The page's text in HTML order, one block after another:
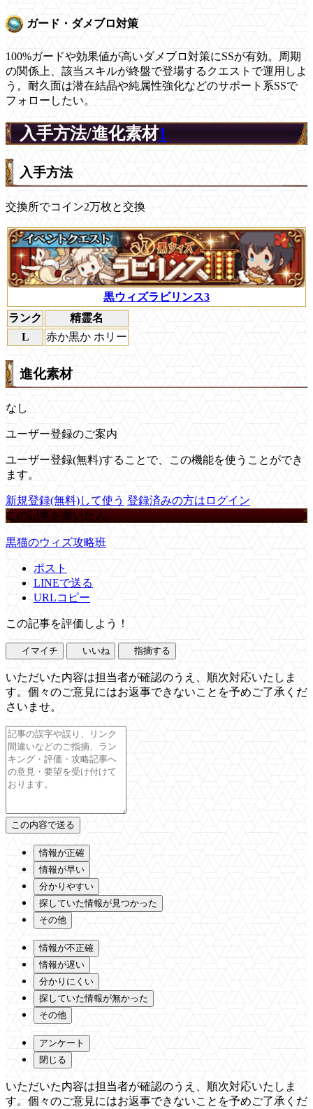
ガード・ダメブロ対策
100%ガードや効果値が高いダメブロ対策にSSが有効。周期
の関係上、該当スキルが終盤で登場するクエストで運用しよ
う。耐久面は潜在結晶や純属性強化などのサポート系SSで
フォローしたい。
入手方法/進化素材1
入手方法
交換所でコイン2万枚と交換
黒ウィズラビリンス3
ランク
精霊名
L
赤か黒か ホリー
進化素材
なし
ユーザー登録のご案内
ユーザー登録(無料)することで、この機能を使うことができ
ます。
新規登録(無料)して使う 登録済みの方はログイン
この記事を書いた人
黒猫のウィズ攻略班
ポスト
LINEで送る
URLコピー
この記事を評価しよう！
イマイチ いいね 指摘する
いただいた内容は担当者が確認のうえ、順次対応いたしま
す。個々のご意見にはお返事できないことを予めご了承くだ
さいませ。
情報が正確
情報が早い
分かりやすい
探していた情報が見つかった
その他
情報が不正確
情報が遅い
分かりにくい
探していた情報が無かった
その他
アンケート
閉じる
いただいた内容は担当者が確認のうえ、順次対応いたしま
す。個々のご意見にはお返事できないことを予めご了承くだ